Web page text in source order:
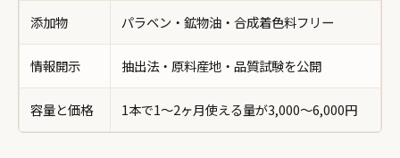
添加物 パラベン・鉱物油・合成着色料フリー
情報開示 抽出法・原料産地・品質試験を公開
容量と価格 1本で1〜2ヶ月使える量が3,000〜6,000円